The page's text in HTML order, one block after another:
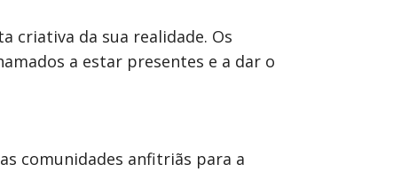
criativa da sua realidade. Os
a estar presentes e a dar o
comunidades anfitriãs para a